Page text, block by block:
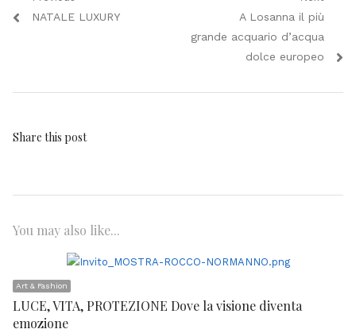
articoli
Previous
NATALE LUXURY
Next
post:
A Losanna il più
grande acquario d’acqua
dolce europeo
Share this post
You may also like...
Art & Fashion
LUCE, VITA, PROTEZIONE Dove la visione diventa
emozione